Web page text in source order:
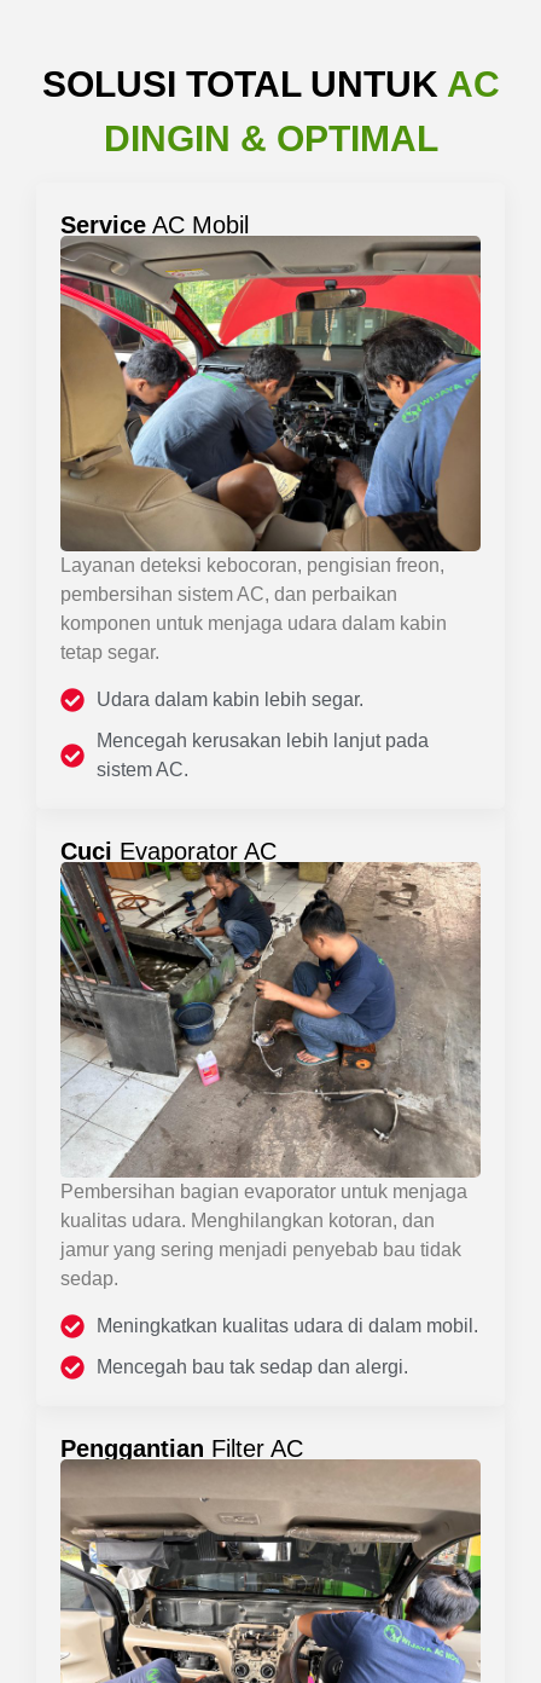
SOLUSI TOTAL UNTUK AC
DINGIN & OPTIMAL
Service AC Mobil
Layanan deteksi kebocoran, pengisian freon,
pembersihan sistem AC, dan perbaikan
komponen untuk menjaga udara dalam kabin
tetap segar.
Udara dalam kabin lebih segar.
Mencegah kerusakan lebih lanjut pada
sistem AC.
Cuci Evaporator AC
Pembersihan bagian evaporator untuk menjaga
kualitas udara. Menghilangkan kotoran, dan
jamur yang sering menjadi penyebab bau tidak
sedap.
Meningkatkan kualitas udara di dalam mobil.
Mencegah bau tak sedap dan alergi.
Penggantian Filter AC